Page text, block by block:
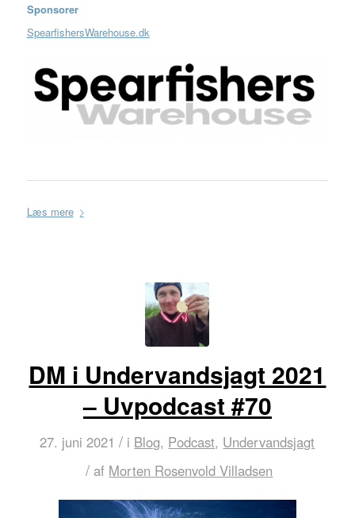
Sponsorer
SpearfishersWarehouse.dk
Læs mere
DM i Undervandsjagt 2021
– Uvpodcast #70
27. juni 2021 / i Blog, Podcast, Undervandsjagt
/ af Morten Rosenvold Villadsen